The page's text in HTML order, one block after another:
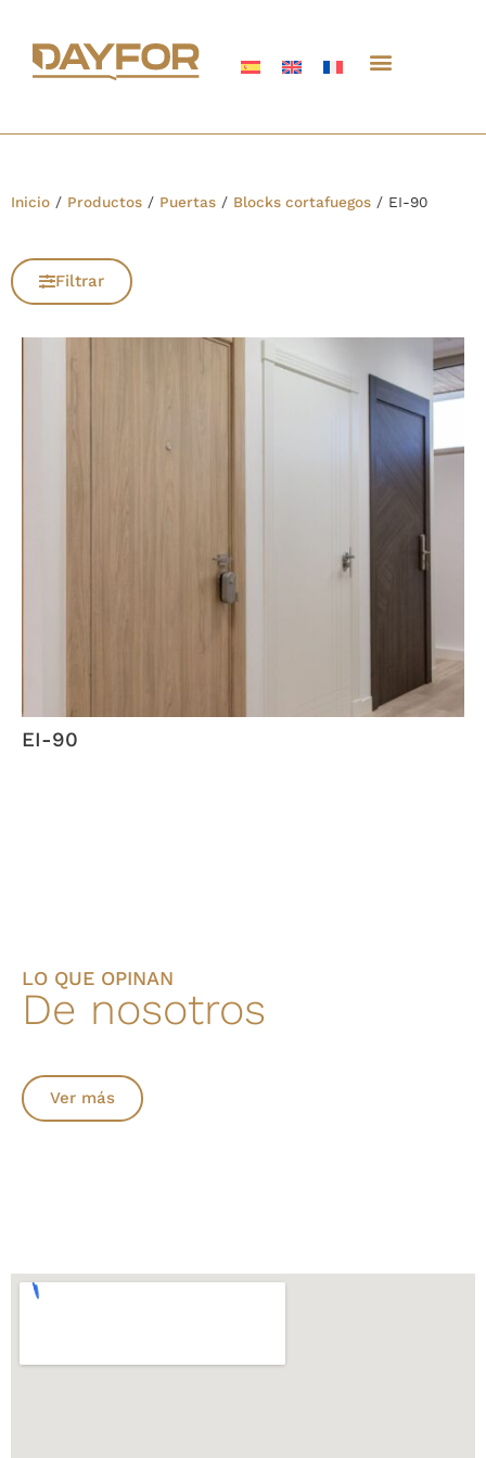
Inicio / Productos / Puertas / Blocks cortafuegos / EI-90
Filtrar
EI-90
LO QUE OPINAN
De nosotros
Ver más